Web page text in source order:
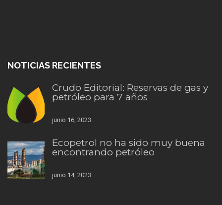
NOTICIAS RECIENTES
Crudo Editorial: Reservas de gas y
petróleo para 7 años
junio 16, 2023
Ecopetrol no ha sido muy buena
encontrando petróleo
junio 14, 2023